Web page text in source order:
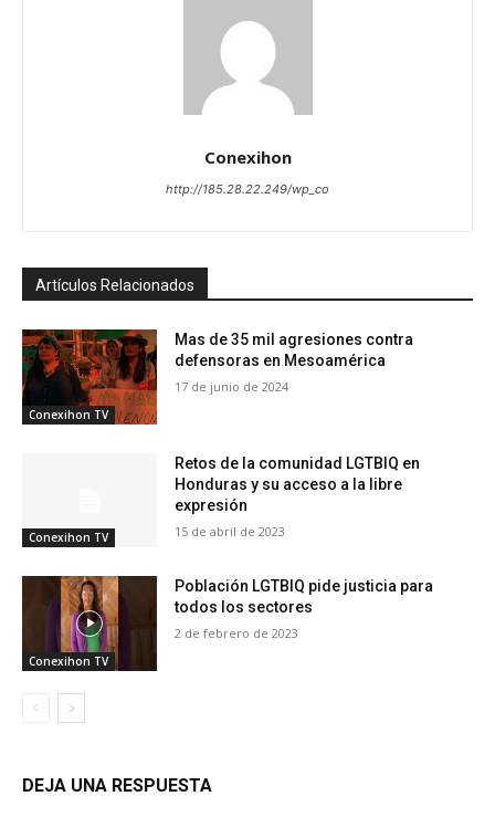
Conexihon
http://185.28.22.249/wp_co
Artículos Relacionados
Conexihon TV
Mas de 35 mil agresiones contra
defensoras en Mesoamérica
17 de junio de 2024
Conexihon TV
Retos de la comunidad LGTBIQ en
Honduras y su acceso a la libre
expresión
15 de abril de 2023
Conexihon TV
Población LGTBIQ pide justicia para
todos los sectores
2 de febrero de 2023
DEJA UNA RESPUESTA